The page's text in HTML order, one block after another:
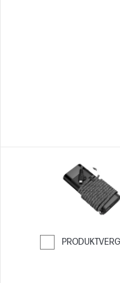
Weiter